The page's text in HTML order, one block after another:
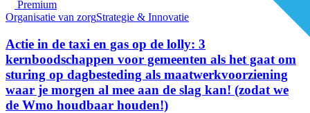
Premium
Organisatie van zorgStrategie & Innovatie
Actie in de taxi en gas op de lolly: 3
kernboodschappen voor gemeenten als het gaat om
sturing op dagbesteding als maatwerkvoorziening
waar je morgen al mee aan de slag kan! (zodat we
de Wmo houdbaar houden!)